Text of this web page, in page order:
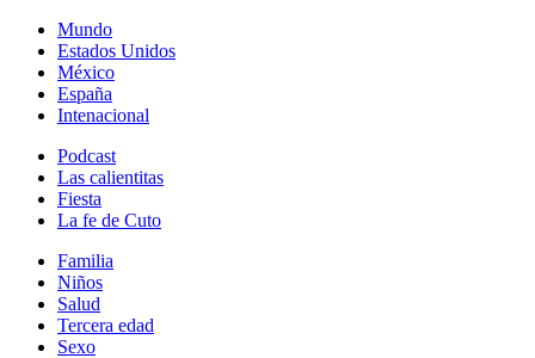
Mundo
Estados Unidos
México
España
Intenacional
Podcast
Las calientitas
Fiesta
La fe de Cuto
Familia
Niños
Salud
Tercera edad
Sexo